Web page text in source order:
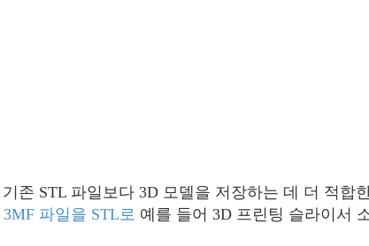
존 STL 파일보다 3D 모델을 저장하는 데 더 적합
3MF 파일을 STL로 예를 들어 3D 프린팅 슬라이서